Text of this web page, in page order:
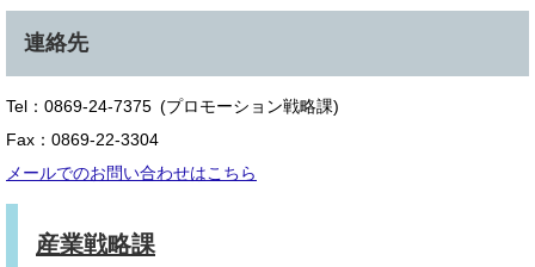
連絡先
Tel：0869-24-7375
プロモーション戦略課
Fax：0869-22-3304
メールでのお問い合わせはこちら
産業戦略課